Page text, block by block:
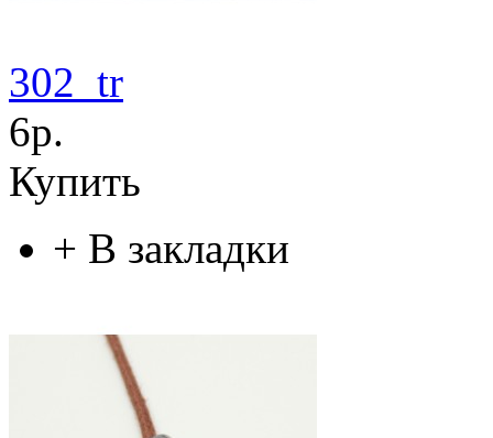
302_tr
6р.
Купить
+ В закладки